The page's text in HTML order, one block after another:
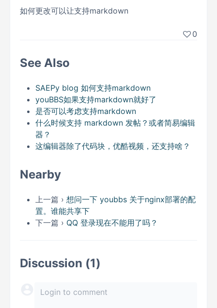
如何更改可以让支持markdown
0
See Also
SAEPy blog 如何支持markdown
youBBS如果支持markdown就好了
是否可以考虑支持markdown
什么时候支持 markdown 发帖？或者简易编辑
器？
这编辑器除了代码块，优酷视频，还支持啥？
Nearby
上一篇 › 想问一下 youbbs 关于nginx部署的配
置。谁能共享下
下一篇 › QQ 登录现在不能用了吗？
Discussion (1)